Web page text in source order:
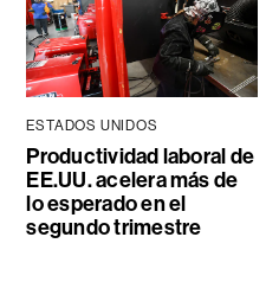
ESTADOS UNIDOS
Productividad laboral de
EE.UU. acelera más de
lo esperado en el
segundo trimestre